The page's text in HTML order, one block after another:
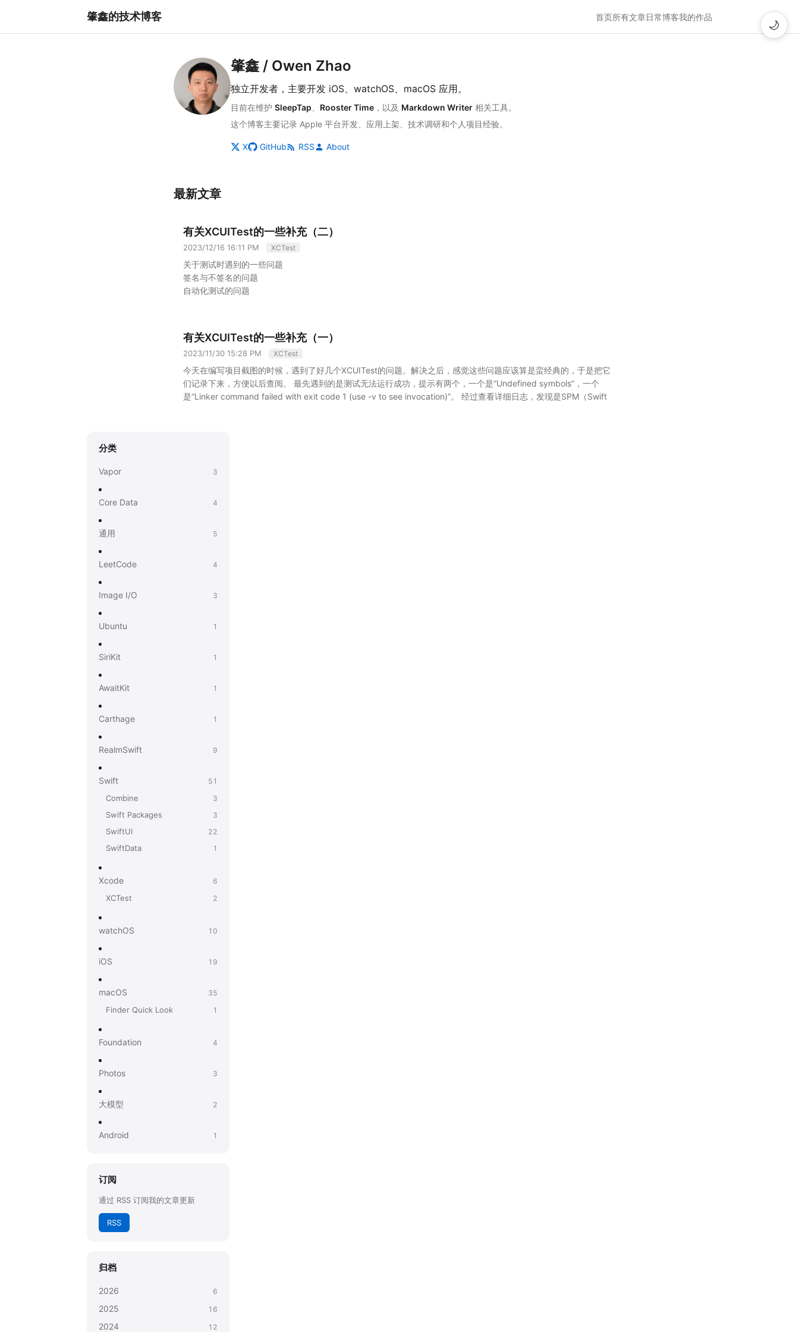
肇鑫的技术博客 首页所有文章日常博客我的作品
肇鑫 / Owen Zhao
独立开发者，主要开发 iOS、watchOS、macOS 应用。
目前在维护 SleepTap Rooster Time ，以及 Markdown Writer 相关工具。
这个博客主要记录 Apple 平台开发、应用上架、技术调研和个人项目经验。
X GitHub RSS About
最新文章
有关XCUITest的一些补充（二）
2023/12/16 16:11 PM XCTest
关于测试时遇到的一些问题
签名与不签名的问题
自动化测试的问题
有关XCUITest的一些补充（一）
2023/11/30 15:28 PM XCTest
今天在编写项目截图的时候，遇到了好几个XCUITest的问题。解决之后，感觉这些问题应该算是蛮经典的，于是把它
们记录下来，方便以后查阅。
最先遇到的是测试无法运行成功，提示有两个，一个是“Undefined symbols”，一个
是“Linker command failed with exit code 1 (use -v to see invocation)”。
经过查看详细日志，发现是SPM（Swift
试时，需要将并行测试的选项关闭，否则就会一直显示Testing。
XCUITest，还是可能会出现一直显示Testing的问题。
分类
Vapor 3
Core Data 4
通用 5
LeetCode 4
Image I/O 3
Ubuntu 1
SiriKit 1
AwaitKit 1
Carthage 1
RealmSwift 9
Swift 51
Combine 3
Swift Packages 3
SwiftUI 22
SwiftData 1
Xcode 6
XCTest 2
watchOS 10
iOS 19
macOS 35
Finder Quick Look 1
Foundation 4
Photos 3
大模型 2
Android 1
订阅
通过 RSS 订阅我的文章更新
RSS
归档
2026 6
2025 16
2024 12
🌙